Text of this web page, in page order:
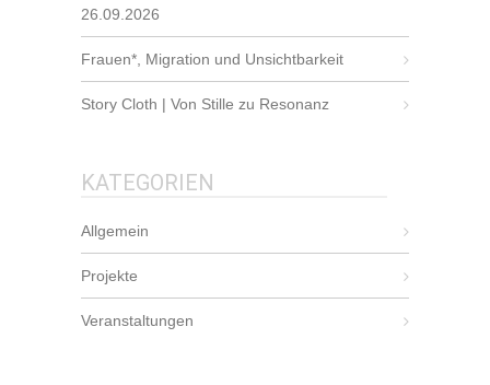
26.09.2026
Frauen*, Migration und Unsichtbarkeit
Story Cloth | Von Stille zu Resonanz
KATEGORIEN
Allgemein
Projekte
Veranstaltungen